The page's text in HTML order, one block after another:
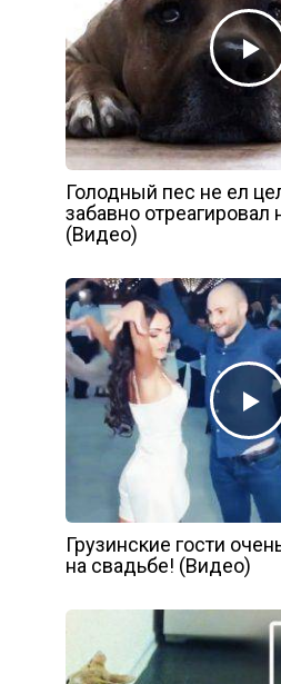
Голодный пес не ел
забавно отреагировал
(Видео)
Грузинские гости
на свадьбе! (Видео)